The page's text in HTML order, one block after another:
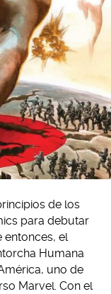
de los
para debutar
entonces, el
Humana
uno de
Marvel. Con el